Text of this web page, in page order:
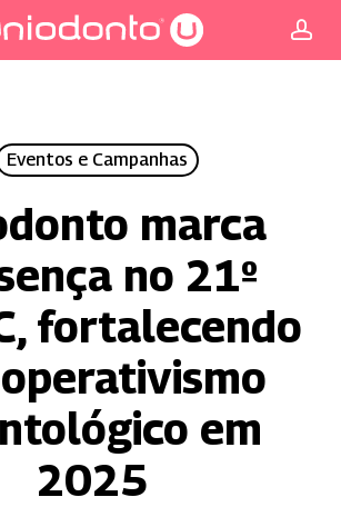
Eventos e Campanhas
marca
no 21º
fortalecendo
em
2025